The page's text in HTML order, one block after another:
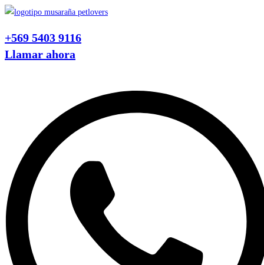
Ir
contenido
+569 5403 9116
Llamar ahora